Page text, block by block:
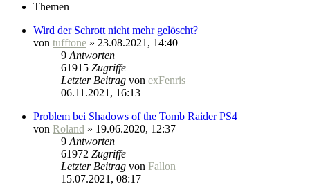
Themen
Wird der Schrott nicht mehr gelöscht?
von tufftone » 23.08.2021, 14:40
9 Antworten
61915 Zugriffe
Letzter Beitrag von exFenris
06.11.2021, 16:13
Problem bei Shadows of the Tomb Raider PS4
von Roland » 19.06.2020, 12:37
9 Antworten
61972 Zugriffe
Letzter Beitrag von Fallon
15.07.2021, 08:17